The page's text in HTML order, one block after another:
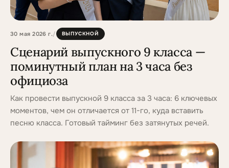
30 мая 2026 г./ ВЫПУСКНОЙ
Сценарий выпускного 9 класса —
поминутный план на 3 часа без
официоза
Как провести выпускной 9 класса за 3 часа: 6 ключевых
моментов, чем он отличается от 11-го, куда вставить
песню класса. Готовый тайминг без затянутых речей.